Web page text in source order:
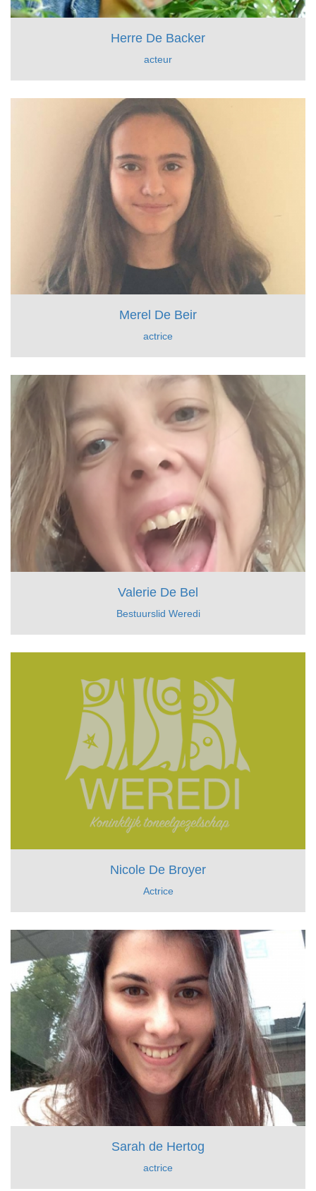
Herre De Backer
acteur
Merel De Beir
actrice
Valerie De Bel
Bestuurslid Weredi
Nicole De Broyer
Actrice
Sarah de Hertog
actrice